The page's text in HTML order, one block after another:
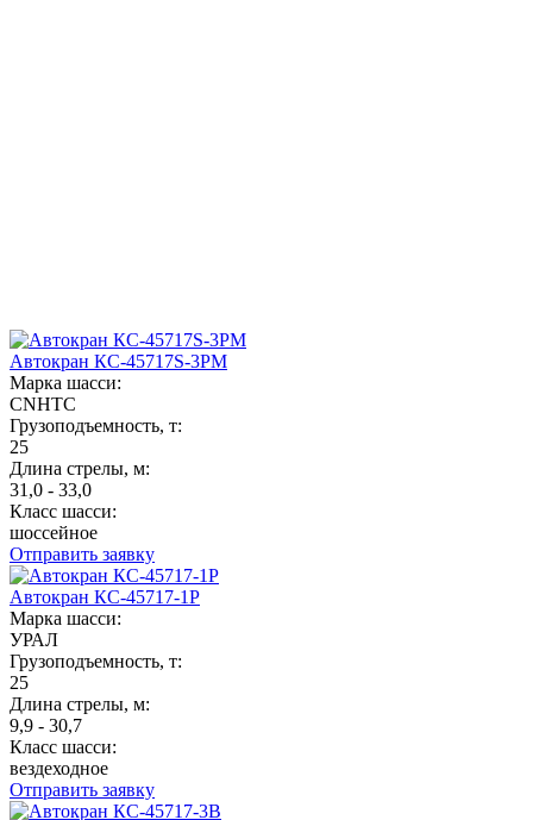
Автокран КС-45717S-3РМ
Марка шасси:
CNHTC
Грузоподъемность, т:
25
Длина стрелы, м:
31,0 - 33,0
Класс шасси:
шоссейное
Отправить заявку
Автокран КС-45717-1Р
Марка шасси:
УРАЛ
Грузоподъемность, т:
25
Длина стрелы, м:
9,9 - 30,7
Класс шасси:
вездеходное
Отправить заявку